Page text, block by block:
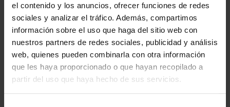
el contenido y los anuncios, ofrecer funciones de redes
sociales y analizar el tráfico. Además, compartimos
información sobre el uso que haga del sitio web con
nuestros partners de redes sociales, publicidad y análisis
web, quienes pueden combinarla con otra información
que les haya proporcionado o que hayan recopilado a
partir del uso que haya hecho de sus servicios.
SUSCRIPCIÓN
CAPITALES DE
PROVINCIA 1
949,00 €
SUSCRIPCIÓN
CAPITALES DE
PROVINCIA 2
949,00 €